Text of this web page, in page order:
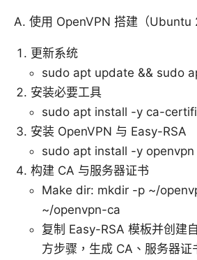
A. 使用 OpenVPN 搭建（Ubuntu
更新系统
sudo apt update && sudo
安装必要工具
sudo apt install -y ca-
安装 OpenVPN 与 Easy-RSA
sudo apt install -y
构建 CA 与服务器证书
Make dir: mkdir -p ~/
~/openvpn-ca
复制 Easy-RSA 模板并创建
方步骤，生成 CA、服务器证